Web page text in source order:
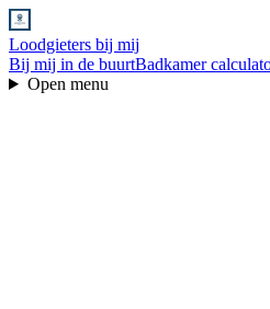
Loodgieters bij mij
Bij mij in de buurtBadkamer
Open menu